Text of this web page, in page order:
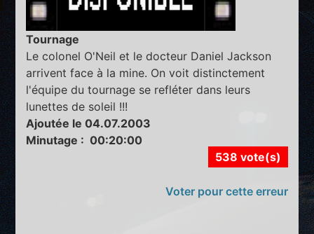
Tournage
Le colonel O'Neil et le docteur Daniel Jackson
arrivent face à la mine. On voit distinctement
l'équipe du tournage se refléter dans leurs
lunettes de soleil !!!
Ajoutée le 04.07.2003
Minutage : 00:20:00
538 vote(s)
Voter pour cette erreur